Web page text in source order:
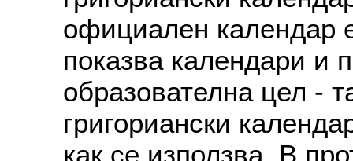
официален календар
показва календари и
образователна цел -
григориански
как се използва. В